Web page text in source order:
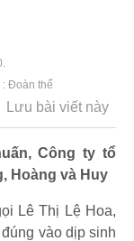
: Đoàn thể
Lưu bài viết này
Công ty tổ
Hoàng và Huy
Lê Thị Lệ Hoa,
vào dịp sinh